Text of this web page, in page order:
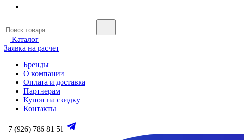
Каталог
Заявка на расчет
Бренды
О компании
Оплата и доставка
Партнерам
Купон на скидку
Контакты
+7 (926) 786 81 51